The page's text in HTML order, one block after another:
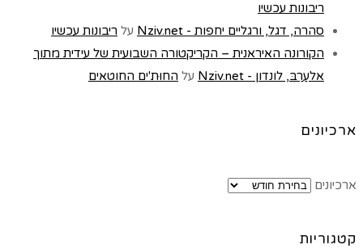
ריבונות עכשיו
סהרה, דגל, ורגליים יחפות - Nziv.net
על ריבונות עכשיו
הקורונה האיראנית – הקריקטורה השבועית של עידית מתוך
אלעַרַבּ, לונדון - Nziv.net
על החוּת'ים החוטאים
ארכיונים
ארכיונים
קטגוריות